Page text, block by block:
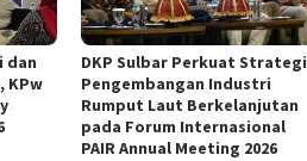
dan
KPw
DKP Sulbar Perkuat Strategi
Pengembangan Industri
Rumput Laut Berkelanjutan
pada Forum Internasional
PAIR Annual Meeting 2026